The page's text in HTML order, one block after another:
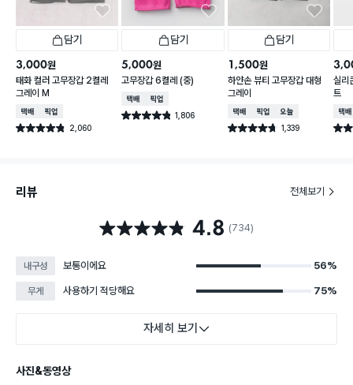
담기
3,000원
태화 컬러 고무장갑 2켤레
그레이 M
택배배송매장픽업
별점 4.8점 2,060
건 작성
담기
5,000원
고무장갑 6켤레 (중)
택배배송매장픽업
별점 4.8점 1,806
건 작성
담기
1,500원
하얀손 뷰티 고무장갑 대형
그레이
택배배송매장픽업오늘배송
별점 4.7점 1,339
건 작성
실리
트
택배
별점
리뷰 전체보기
별점 4.8점 4.8 (734)
내구성 보통이에요 56%
무게 사용하기 적당해요 75%
자세히 보기
사진&동영상